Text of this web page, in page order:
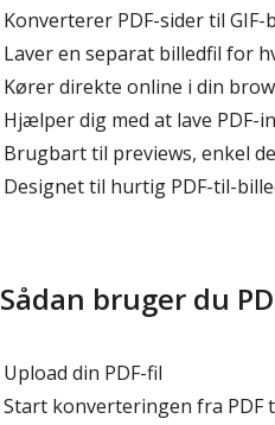
Konverterer PDF-sider til GIF-
Laver en separat billedfil for
Kører direkte online i din
Hjælper dig med at lave PDF-
Brugbart til previews, enkel
Designet til hurtig PDF-til-
Sådan bruger du
Upload din PDF-fil
Start konverteringen fra PDF